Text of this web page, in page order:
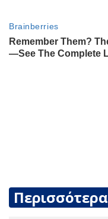
Περισσότερα